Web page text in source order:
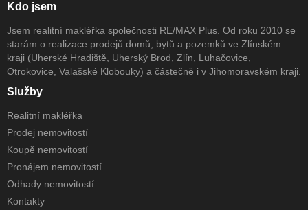
Kdo jsem
Jsem realitní makléřka společnosti RE/MAX Plus. Od roku 2010 se
starám o realizace prodejů domů, bytů a pozemků ve Zlínském
kraji (Uherské Hradiště, Uherský Brod, Zlín, Luhačovice,
Otrokovice, Valašské Klobouky) a částečně i v Jihomoravském kraji.
Služby
Realitní makléřka
Prodej nemovitostí
Koupě nemovitostí
Pronájem nemovitostí
Odhady nemovitostí
Kontakty